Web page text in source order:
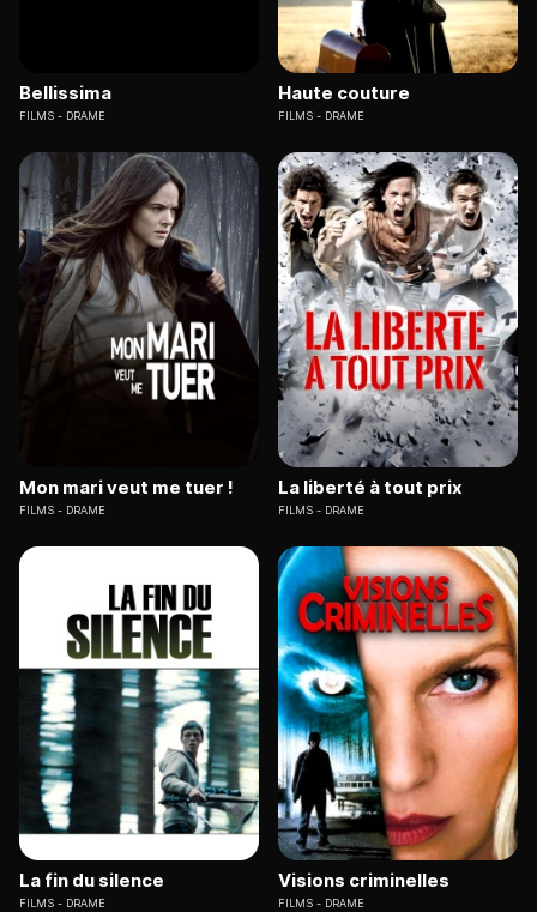
Bellissima
FILMS DRAME
Haute couture
FILMS DRAME
Mon mari veut me tuer !
FILMS DRAME
La liberté à tout prix
FILMS DRAME
La fin du silence
FILMS DRAME
Visions criminelles
FILMS DRAME